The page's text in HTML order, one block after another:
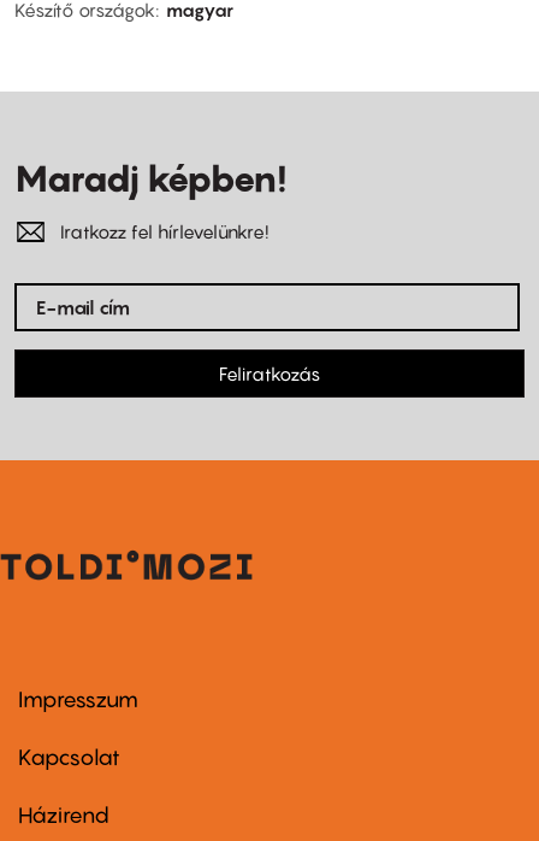
Készítő országok
magyar
Maradj képben!
Iratkozz fel hírlevelünkre!
Feliratkozás
Footer
first
Impresszum
Kapcsolat
Footer
Házirend